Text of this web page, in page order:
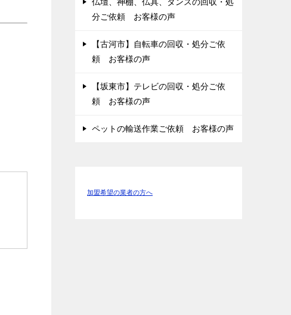
分ご依頼 お客様の声
【古河市】自転車の回収・処分ご依
頼 お客様の声
【坂東市】テレビの回収・処分ご依
頼 お客様の声
ペットの輸送作業ご依頼 お客様の声
加盟希望の業者の方へ